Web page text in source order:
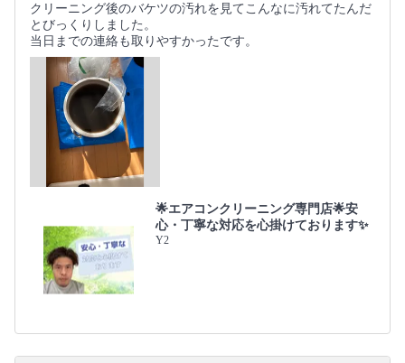
クリーニング後のバケツの汚れを見てこんなに汚れてたんだ
とびっくりしました。
当日までの連絡も取りやすかったです。
🌟エアコンクリーニング専門店🌟安
心・丁寧な対応を心掛けております✨
Y2